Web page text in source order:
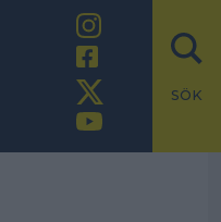
SÖK